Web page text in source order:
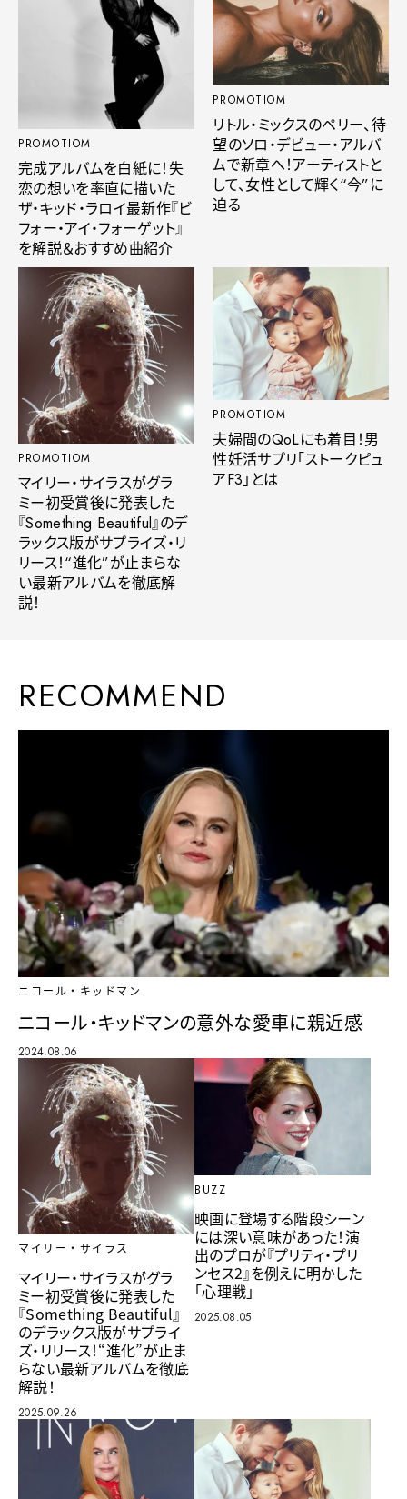
PROMOTIOM
完成アルバムを白紙に！失
恋の想いを率直に描いた
ザ・キッド・ラロイ最新作『ビ
フォー・アイ・フォーゲット』
を解説＆おすすめ曲紹介
PROMOTIOM
リトル・ミックスのペリー、待
望のソロ・デビュー・アルバ
ムで新章へ！アーティストと
して、女性として輝く“今”に
迫る
PROMOTIOM
マイリー・サイラスがグラ
ミー初受賞後に発表した
『Something Beautiful』のデ
ラックス版がサプライズ・リ
リース！“進化”が止まらな
い最新アルバムを徹底解
説！
PROMOTIOM
夫婦間のQoLにも着目！男
性妊活サプリ「ストークピュ
アF3」とは
RECOMMEND
ニコール・キッドマン
ニコール・キッドマンの意外な愛車に親近感
2024.08.06
マイリー・サイラス
マイリー・サイラスがグラ
ミー初受賞後に発表した
『Something Beautiful』
のデラックス版がサプライ
ズ・リリース！“進化”が止ま
らない最新アルバムを徹底
解説！
2025.09.26
BUZZ
映画に登場する階段シーン
には深い意味があった！演
出のプロが『プリティ・プリ
ンセス2』を例えに明かした
「心理戦」
2025.08.05